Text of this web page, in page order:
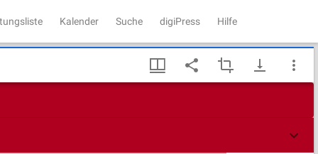
Kalender Suche digiPress Hilfe